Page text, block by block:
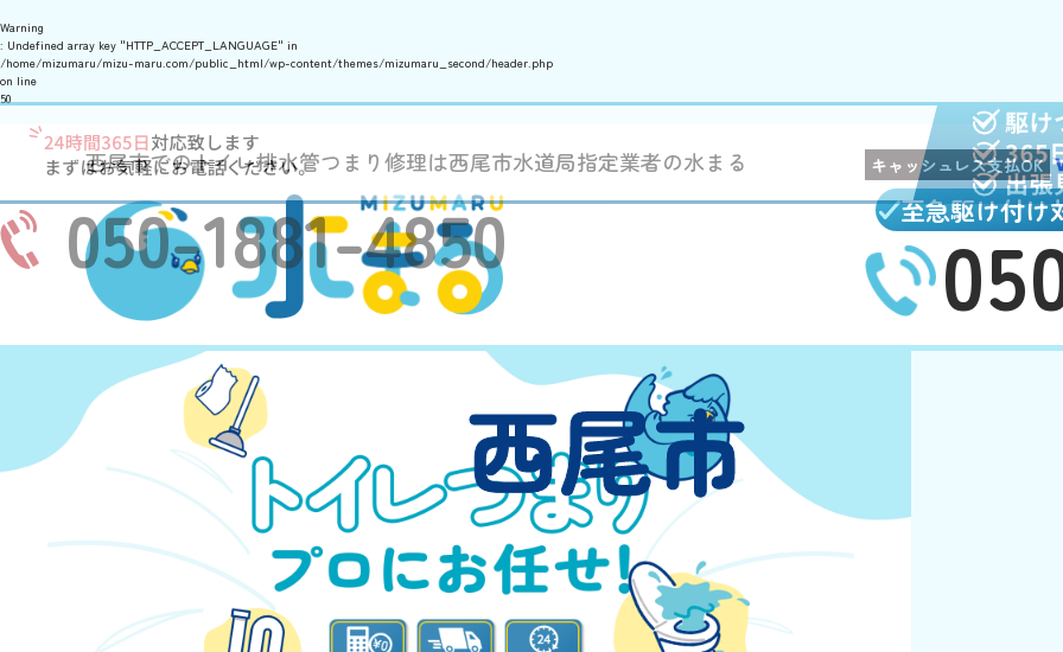
Warning
: Undefined array key "HTTP_ACCEPT_LANGUAGE" in
/home/mizumaru/mizu-maru.com/public_html/wp-content/themes/mizumaru_second/header.php
on line
50
西尾市でのトイレ排水管つまり修理は西尾市水道局指定業者の水まる キャッシュレス支払OK
至急駆け付け
西尾市
050-1881-4850